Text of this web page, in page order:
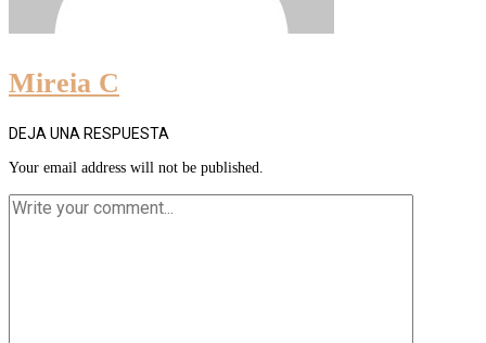
Mireia C
DEJA UNA RESPUESTA
Your email address will not be published.